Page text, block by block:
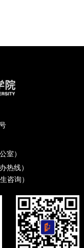
室）
热线）
咨询）